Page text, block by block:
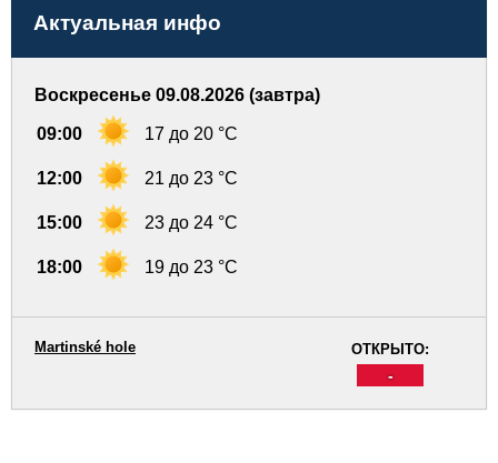
Актуальная инфо
Воскресенье 09.08.2026 (завтра)
09:00 17 до 20 °C
12:00 21 до 23 °C
15:00 23 до 24 °C
18:00 19 до 23 °C
ОТКРЫТО:
-
Martinské hole